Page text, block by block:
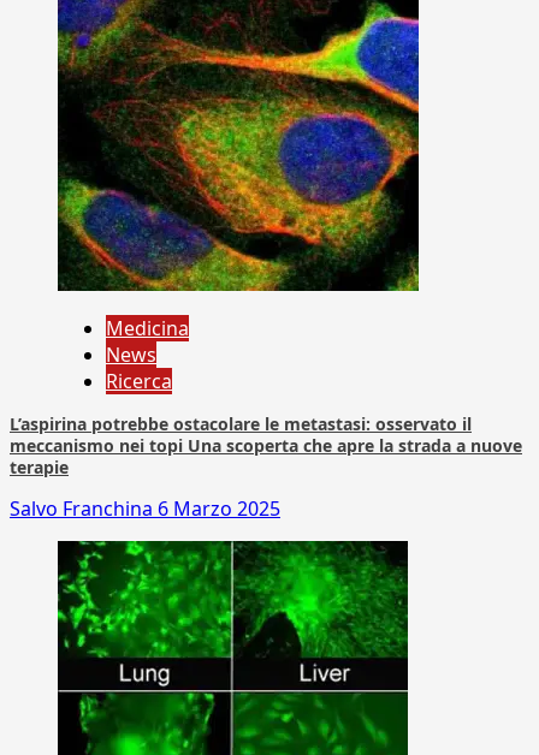
Medicina
News
Ricerca
L’aspirina potrebbe ostacolare le metastasi: osservato il
meccanismo nei topi Una scoperta che apre la strada a nuove
terapie
Salvo Franchina 6 Marzo 2025